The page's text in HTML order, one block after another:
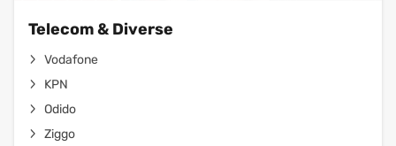
Telecom & Diverse
Vodafone
KPN
Odido
Ziggo